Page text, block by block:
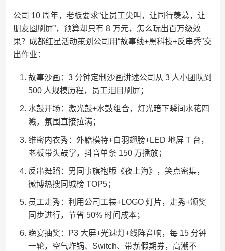
公司 10 周年，老板要求“让员工尖叫，让同行羡慕，让
朋友圈刷屏”，预算却只有 8 万元，怎么玩出百万级效
果？成都红星活动策划公司用“故事线+黑科技+反串秀”交
出作业：
故事沙画：3 分钟定制沙画讲述公司从 3 人小团队到
500 人规模历程，员工泪目刷屏；
水鼓开场：激光鼓+水鼓组合，灯光暗下瞬间水花四
溅，氛围直接拉满；
维密内衣秀：外籍模特+白羽翅膀+LED 地屏 T 台，
老板带头鼓掌，抖音单条 150 万播放；
反串舞蹈：男同事旗袍版《夜上海》，笑点密集，
微博热搜同城榜 TOP5；
员工走秀：利用公司工装+LOGO 灯片，走秀+颁奖
同步进行，节省 50% 时间成本；
晚宴抽奖：P3 大屏+光速灯+线阵音响，每 15 分钟
一轮，空气炸锅、Switch、带薪假期券，高潮不